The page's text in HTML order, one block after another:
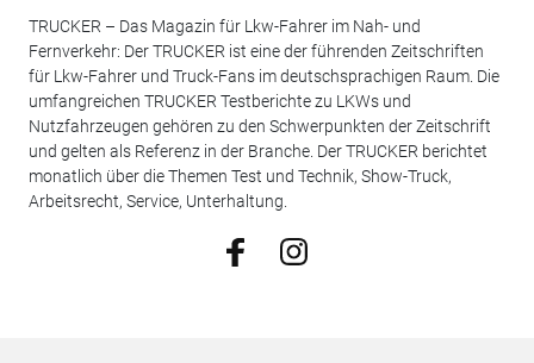
TRUCKER – Das Magazin für Lkw-Fahrer im Nah- und
Fernverkehr: Der TRUCKER ist eine der führenden Zeitschriften
für Lkw-Fahrer und Truck-Fans im deutschsprachigen Raum. Die
umfangreichen TRUCKER Testberichte zu LKWs und
Nutzfahrzeugen gehören zu den Schwerpunkten der Zeitschrift
und gelten als Referenz in der Branche. Der TRUCKER berichtet
monatlich über die Themen Test und Technik, Show-Truck,
Arbeitsrecht, Service, Unterhaltung.